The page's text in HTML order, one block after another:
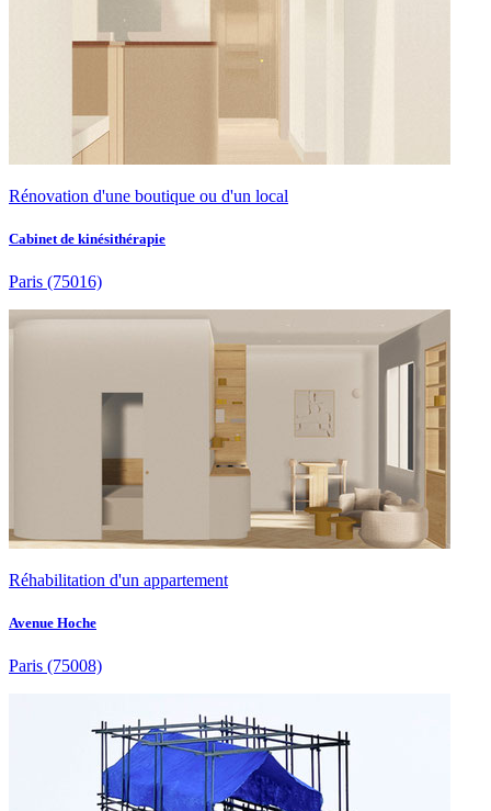
Rénovation d'une boutique ou d'un local
Cabinet de kinésithérapie
Paris (75016)
Réhabilitation d'un appartement
Avenue Hoche
Paris (75008)